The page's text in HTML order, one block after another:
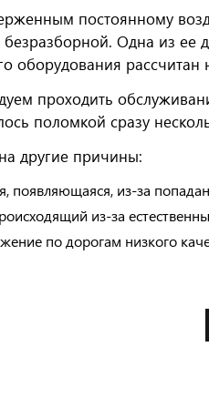
постоянному
Одна из
оборудования рассчитан
проходить
поломкой сразу
другие причины:
появляющаяся, из-за
из-за
по дорогам низкого